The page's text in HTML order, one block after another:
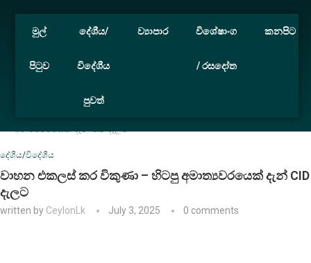
මුල්
පිටුව
දේශීය/
විදේශීය
පුවත්
ව්‍යාපාර විශේෂාංග
/ රසදෝත
කනපිට
අමාත්‍යවරයෙක් දැන් CID දැලට
දේශීය/විදේශීය
වාහන එකලස් කර විකුණා – හිටපු අමාත්‍යවරයෙක් දැන් CID
දැලට
written by CeylonLk July 3, 2025 0 comments